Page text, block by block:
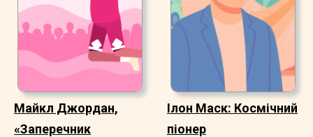
Майкл Джордан,
«Заперечник
Ілон Маск: Космічний
піонер